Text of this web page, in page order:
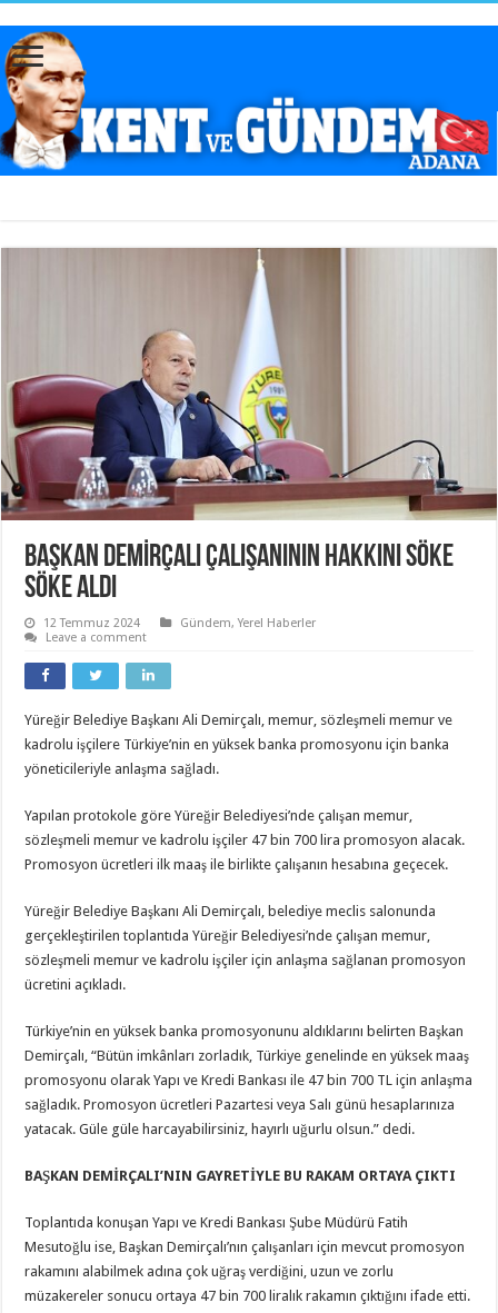
BAŞKAN DEMİRÇALI ÇALIŞANININ HAKKINI SÖKE
SÖKE ALDI
12 Temmuz 2024 Gündem,Yerel Haberler
Leave a comment
Yüreğir Belediye Başkanı Ali Demirçalı, memur, sözleşmeli memur ve
kadrolu işçilere Türkiye’nin en yüksek banka promosyonu için banka
yöneticileriyle anlaşma sağladı.
Yapılan protokole göre Yüreğir Belediyesi’nde çalışan memur,
sözleşmeli memur ve kadrolu işçiler 47 bin 700 lira promosyon alacak.
Promosyon ücretleri ilk maaş ile birlikte çalışanın hesabına geçecek.
Yüreğir Belediye Başkanı Ali Demirçalı, belediye meclis salonunda
gerçekleştirilen toplantıda Yüreğir Belediyesi’nde çalışan memur,
sözleşmeli memur ve kadrolu işçiler için anlaşma sağlanan promosyon
ücretini açıkladı.
Türkiye’nin en yüksek banka promosyonunu aldıklarını belirten Başkan
Demirçalı, “Bütün imkânları zorladık, Türkiye genelinde en yüksek maaş
promosyonu olarak Yapı ve Kredi Bankası ile 47 bin 700 TL için anlaşma
sağladık. Promosyon ücretleri Pazartesi veya Salı günü hesaplarınıza
yatacak. Güle güle harcayabilirsiniz, hayırlı uğurlu olsun.” dedi.
BAŞKAN DEMİRÇALI’NIN GAYRETİYLE BU RAKAM ORTAYA ÇIKTI
Toplantıda konuşan Yapı ve Kredi Bankası Şube Müdürü Fatih
Mesutoğlu ise, Başkan Demirçalı’nın çalışanları için mevcut promosyon
rakamını alabilmek adına çok uğraş verdiğini, uzun ve zorlu
müzakereler sonucu ortaya 47 bin 700 liralık rakamın çıktığını ifade etti.